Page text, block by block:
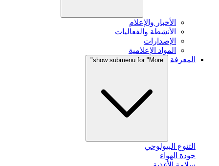
الأخبار والإعلام
الأنشطة والفعاليات
الإصدارات
المواد الإعلامية
المعرفة
show submenu for "More"
التنوع البيولوجي
جودة الهواء